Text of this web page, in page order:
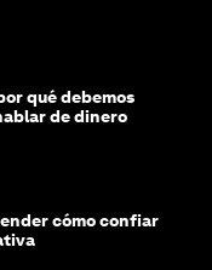
qué debemos
de dinero
cómo confiar